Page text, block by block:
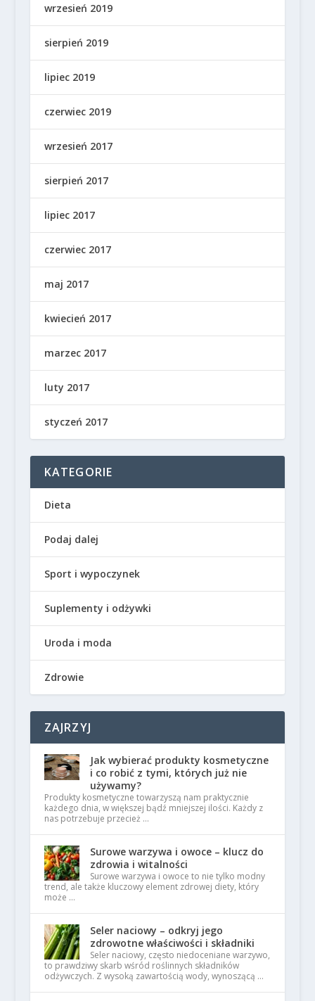
wrzesień 2019
sierpień 2019
lipiec 2019
czerwiec 2019
wrzesień 2017
sierpień 2017
lipiec 2017
czerwiec 2017
maj 2017
kwiecień 2017
marzec 2017
luty 2017
styczeń 2017
KATEGORIE
Dieta
Podaj dalej
Sport i wypoczynek
Suplementy i odżywki
Uroda i moda
Zdrowie
ZAJRZYJ
Jak wybierać produkty kosmetyczne
i co robić z tymi, których już nie
używamy?
Produkty kosmetyczne towarzyszą nam praktycznie
każdego dnia, w większej bądź mniejszej ilości. Każdy z
nas potrzebuje przecież …
Surowe warzywa i owoce – klucz do
zdrowia i witalności
Surowe warzywa i owoce to nie tylko modny
trend, ale także kluczowy element zdrowej diety, który
może …
Seler naciowy – odkryj jego
zdrowotne właściwości i składniki
Seler naciowy, często niedoceniane warzywo,
to prawdziwy skarb wśród roślinnych składników
odżywczych. Z wysoką zawartością wody, wynoszącą …